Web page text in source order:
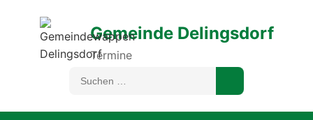
Gemeinde Delingsdorf
Termine